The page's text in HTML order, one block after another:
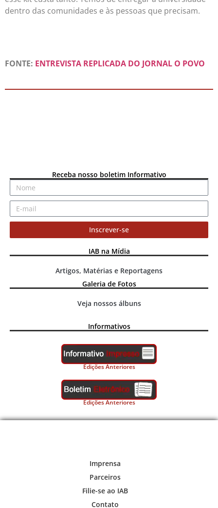
dentro das comunidades e às pessoas que precisam.
FONTE: ENTREVISTA REPLICADA DO JORNAL O POVO
Receba nosso boletim Informativo
Inscrever-se
IAB na Mídia
Artigos, Matérias e Reportagens
Galeria de Fotos
Veja nossos álbuns
Informativos
Edições Anteriores
Edições Anteriores
Imprensa
Parceiros
Filie-se ao IAB
Contato